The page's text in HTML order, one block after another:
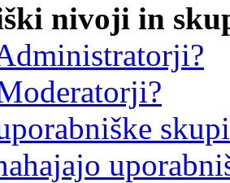
nivoji in